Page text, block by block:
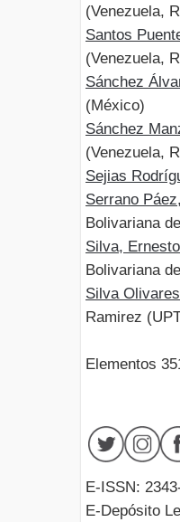
(Venezuela,
Santos
(Venezuela,
Sánchez
(México)
Sánchez
(Venezuela,
Sejias
Serrano
Bolivariana
Silva, Ernesto
Bolivariana
Silva
Ramirez
Elementos
E-ISSN:
E-Depósito